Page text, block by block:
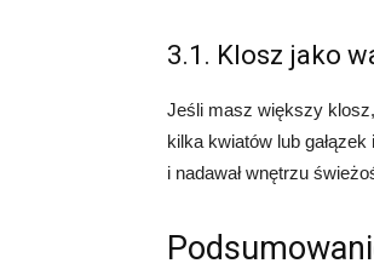
3.1. Klosz jako
Jeśli masz większy
kilka kwiatów lub
i nadawał wnętrzu